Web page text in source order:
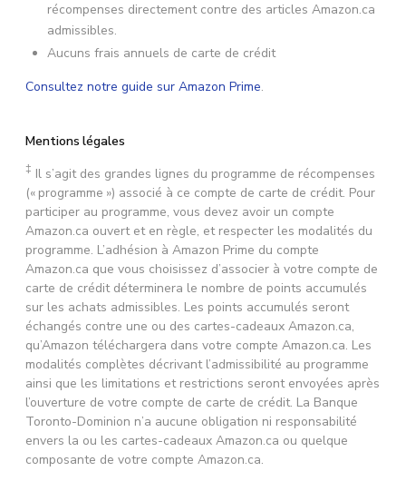
récompenses directement contre des articles Amazon.ca
admissibles.
Aucuns frais annuels de carte de crédit
Consultez notre guide sur Amazon Prime.
Mentions légales
‡ Il s’agit des grandes lignes du programme de récompenses
(« programme ») associé à ce compte de carte de crédit. Pour
participer au programme, vous devez avoir un compte
Amazon.ca ouvert et en règle, et respecter les modalités du
programme. L’adhésion à Amazon Prime du compte
Amazon.ca que vous choisissez d’associer à votre compte de
carte de crédit déterminera le nombre de points accumulés
sur les achats admissibles. Les points accumulés seront
échangés contre une ou des cartes-cadeaux Amazon.ca,
qu’Amazon téléchargera dans votre compte Amazon.ca. Les
modalités complètes décrivant l’admissibilité au programme
ainsi que les limitations et restrictions seront envoyées après
l’ouverture de votre compte de carte de crédit. La Banque
Toronto-Dominion n’a aucune obligation ni responsabilité
envers la ou les cartes-cadeaux Amazon.ca ou quelque
composante de votre compte Amazon.ca.